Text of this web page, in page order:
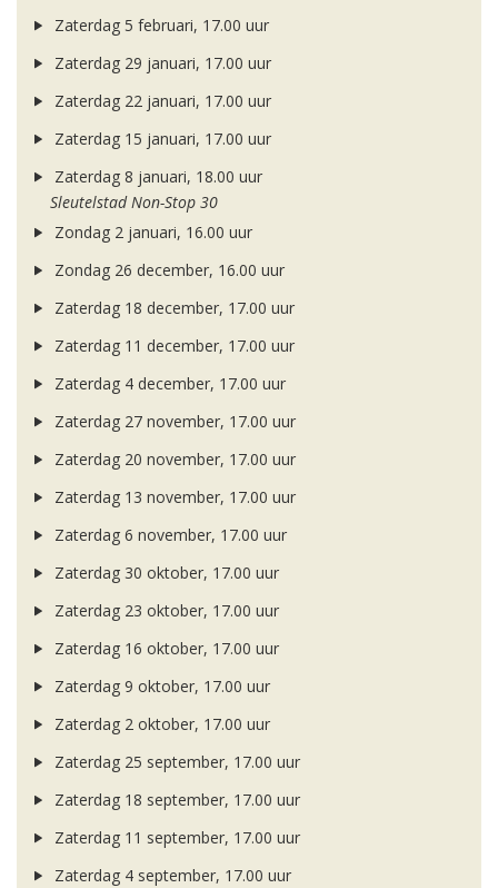
Zaterdag 5 februari, 17.00 uur
Zaterdag 29 januari, 17.00 uur
Zaterdag 22 januari, 17.00 uur
Zaterdag 15 januari, 17.00 uur
Zaterdag 8 januari, 18.00 uur
Sleutelstad Non-Stop 30
Zondag 2 januari, 16.00 uur
Zondag 26 december, 16.00 uur
Zaterdag 18 december, 17.00 uur
Zaterdag 11 december, 17.00 uur
Zaterdag 4 december, 17.00 uur
Zaterdag 27 november, 17.00 uur
Zaterdag 20 november, 17.00 uur
Zaterdag 13 november, 17.00 uur
Zaterdag 6 november, 17.00 uur
Zaterdag 30 oktober, 17.00 uur
Zaterdag 23 oktober, 17.00 uur
Zaterdag 16 oktober, 17.00 uur
Zaterdag 9 oktober, 17.00 uur
Zaterdag 2 oktober, 17.00 uur
Zaterdag 25 september, 17.00 uur
Zaterdag 18 september, 17.00 uur
Zaterdag 11 september, 17.00 uur
Zaterdag 4 september, 17.00 uur